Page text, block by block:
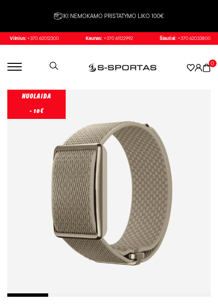
IKI NEMOKAMO PRISTATYMO LIKO 100€
Vilnius: +370 62012300 Kaunas: +370 61122992 Šiauliai: +370 62033800
0
NUOLAIDA
- 10€